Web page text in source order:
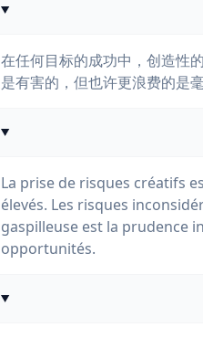
在任何目标的成功中，创造性
是有害的，但也许更浪费的是
La prise de risques créatifs
élevés. Les risques
gaspilleuse est la prudence
opportunités.